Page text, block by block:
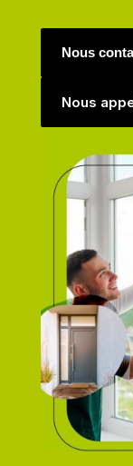
Nous
Nous